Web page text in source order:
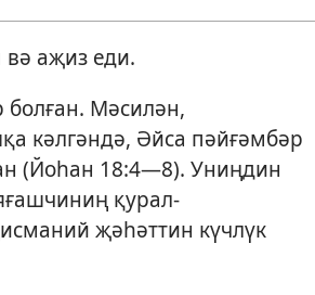
аҗиз еди.
Мәсилән,
кәлгәндә, Әйса пәйғәмбәр
(Йоһан 18:4—8). Униңдин
қурал-
җәһәттин күчлүк